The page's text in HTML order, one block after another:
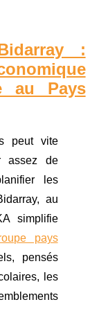
:
au Pays
peut vite
assez de
les
au
simplifie
pays
pensés
les